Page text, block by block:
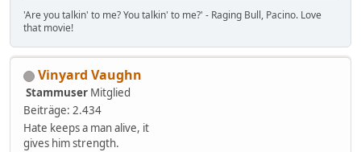
'Are you talkin' to me? You talkin' to me?' - Raging Bull, Pacino. Love
that movie!
Vinyard Vaughn
Stammuser Mitglied
Beiträge: 2.434
Hate keeps a man alive, it
gives him strength.